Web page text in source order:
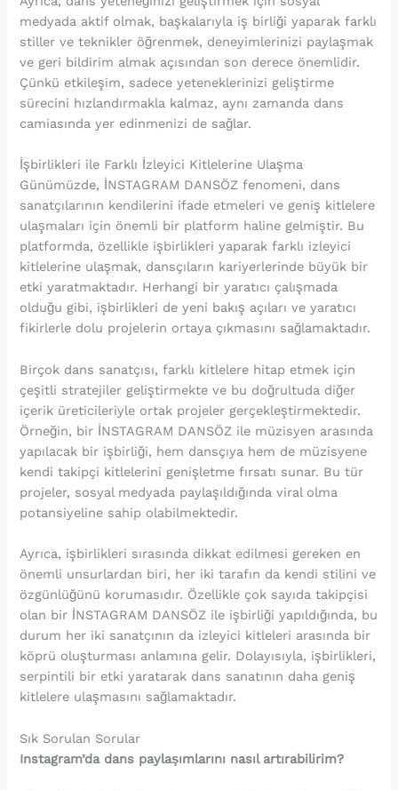
medyada aktif olmak, başkalarıyla iş birliği yaparak farklı
stiller ve teknikler öğrenmek, deneyimlerinizi paylaşmak
ve geri bildirim almak açısından son derece önemlidir.
Çünkü etkileşim, sadece yeteneklerinizi geliştirme
sürecini hızlandırmakla kalmaz, aynı zamanda dans
camiasında yer edinmenizi de sağlar.
İşbirlikleri ile Farklı İzleyici Kitlelerine Ulaşma
Günümüzde, İNSTAGRAM DANSÖZ fenomeni, dans
sanatçılarının kendilerini ifade etmeleri ve geniş kitlelere
ulaşmaları için önemli bir platform haline gelmiştir. Bu
platformda, özellikle işbirlikleri yaparak farklı izleyici
kitlelerine ulaşmak, dansçıların kariyerlerinde büyük bir
etki yaratmaktadır. Herhangi bir yaratıcı çalışmada
olduğu gibi, işbirlikleri de yeni bakış açıları ve yaratıcı
fikirlerle dolu projelerin ortaya çıkmasını sağlamaktadır.
Birçok dans sanatçısı, farklı kitlelere hitap etmek için
çeşitli stratejiler geliştirmekte ve bu doğrultuda diğer
içerik üreticileriyle ortak projeler gerçekleştirmektedir.
Örneğin, bir İNSTAGRAM DANSÖZ ile müzisyen arasında
yapılacak bir işbirliği, hem dansçıya hem de müzisyene
kendi takipçi kitlelerini genişletme fırsatı sunar. Bu tür
projeler, sosyal medyada paylaşıldığında viral olma
potansiyeline sahip olabilmektedir.
Ayrıca, işbirlikleri sırasında dikkat edilmesi gereken en
önemli unsurlardan biri, her iki tarafın da kendi stilini ve
özgünlüğünü korumasıdır. Özellikle çok sayıda takipçisi
olan bir İNSTAGRAM DANSÖZ ile işbirliği yapıldığında, bu
durum her iki sanatçının da izleyici kitleleri arasında bir
köprü oluşturması anlamına gelir. Dolayısıyla, işbirlikleri,
serpintili bir etki yaratarak dans sanatının daha geniş
kitlelere ulaşmasını sağlamaktadır.
Sık Sorulan Sorular
Instagram’da dans paylaşımlarını nasıl artırabilirim?